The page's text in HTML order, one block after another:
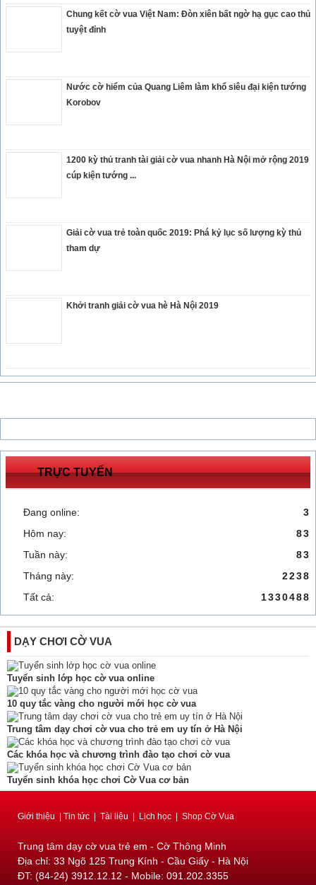
Chung kết cờ vua Việt Nam: Đòn xiên bất ngờ hạ gục cao thủ
tuyệt đỉnh
Nước cờ hiểm của Quang Liêm làm khổ siêu đại kiện tướng
Korobov
1200 kỳ thủ tranh tài giải cờ vua nhanh Hà Nội mở rộng 2019
cúp kiện tướng ...
Giải cờ vua trẻ toàn quốc 2019: Phá kỷ lục số lượng kỳ thủ
tham dự
Khởi tranh giải cờ vua hè Hà Nội 2019
TRỰC TUYẾN
Đang online:
3
Hôm nay:
83
Tuần này:
83
Tháng này:
2238
Tất cả:
1330488
DẠY CHƠI CỜ VUA
Tuyển sinh lớp học cờ vua online
10 quy tắc vàng cho người mới học cờ vua
Trung tâm dạy chơi cờ vua cho trẻ em uy tín ở Hà Nội
Các khóa học và chương trình đào tạo chơi cờ vua
Tuyển sinh khóa học chơi Cờ Vua cơ bản
Giới thiệu | Tin tức | Tài liệu | Lịch học | Shop Cờ Vua
Trung tâm dạy cờ vua trẻ em - Cờ Thông Minh
Địa chỉ: 33 Ngõ 125 Trung Kính - Cầu Giấy - Hà Nội
ĐT: (84-24) 3912.12.12 - Mobile: 091.202.3355